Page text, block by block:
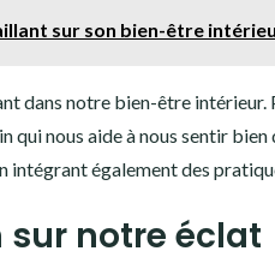
sur son bien-être
dans notre bien-être intérieur.
nous aide à nous sentir
intégrant également des
sur notre éclat